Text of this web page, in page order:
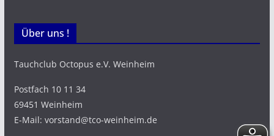
Über uns !
Tauchclub Octopus e.V. Weinheim
Postfach 10 11 34
69451 Weinheim
E-Mail: vorstand@tco-weinheim.de